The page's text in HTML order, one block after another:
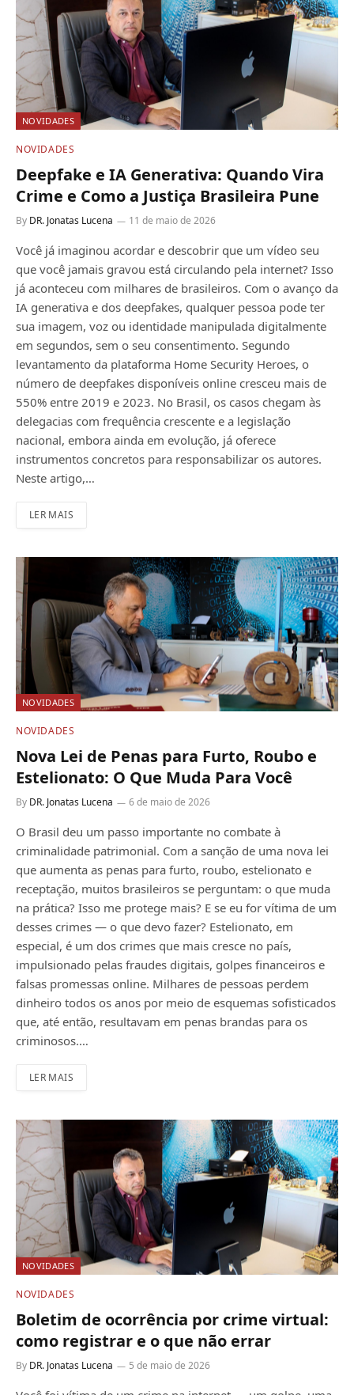
NOVIDADES
NOVIDADES
Deepfake e IA Generativa: Quando Vira
Crime e Como a Justiça Brasileira Pune
By DR. Jonatas Lucena 11 de maio de 2026
Você já imaginou acordar e descobrir que um vídeo seu
que você jamais gravou está circulando pela internet? Isso
já aconteceu com milhares de brasileiros. Com o avanço da
IA generativa e dos deepfakes, qualquer pessoa pode ter
sua imagem, voz ou identidade manipulada digitalmente
em segundos, sem o seu consentimento. Segundo
levantamento da plataforma Home Security Heroes, o
número de deepfakes disponíveis online cresceu mais de
550% entre 2019 e 2023. No Brasil, os casos chegam às
delegacias com frequência crescente e a legislação
nacional, embora ainda em evolução, já oferece
instrumentos concretos para responsabilizar os autores.
Neste artigo,…
LER MAIS
NOVIDADES
NOVIDADES
Nova Lei de Penas para Furto, Roubo e
Estelionato: O Que Muda Para Você
By DR. Jonatas Lucena 6 de maio de 2026
O Brasil deu um passo importante no combate à
criminalidade patrimonial. Com a sanção de uma nova lei
que aumenta as penas para furto, roubo, estelionato e
receptação, muitos brasileiros se perguntam: o que muda
na prática? Isso me protege mais? E se eu for vítima de um
desses crimes — o que devo fazer? Estelionato, em
especial, é um dos crimes que mais cresce no país,
impulsionado pelas fraudes digitais, golpes financeiros e
falsas promessas online. Milhares de pessoas perdem
dinheiro todos os anos por meio de esquemas sofisticados
que, até então, resultavam em penas brandas para os
criminosos.…
LER MAIS
NOVIDADES
NOVIDADES
Boletim de ocorrência por crime virtual:
como registrar e o que não errar
By DR. Jonatas Lucena 5 de maio de 2026